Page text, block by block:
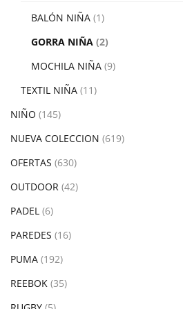
BALÓN NIÑA (1)
GORRA NIÑA (2)
MOCHILA NIÑA (9)
TEXTIL NIÑA (11)
NIÑO (145)
NUEVA COLECCION (619)
OFERTAS (630)
OUTDOOR (42)
PADEL (6)
PAREDES (16)
PUMA (192)
REEBOK (35)